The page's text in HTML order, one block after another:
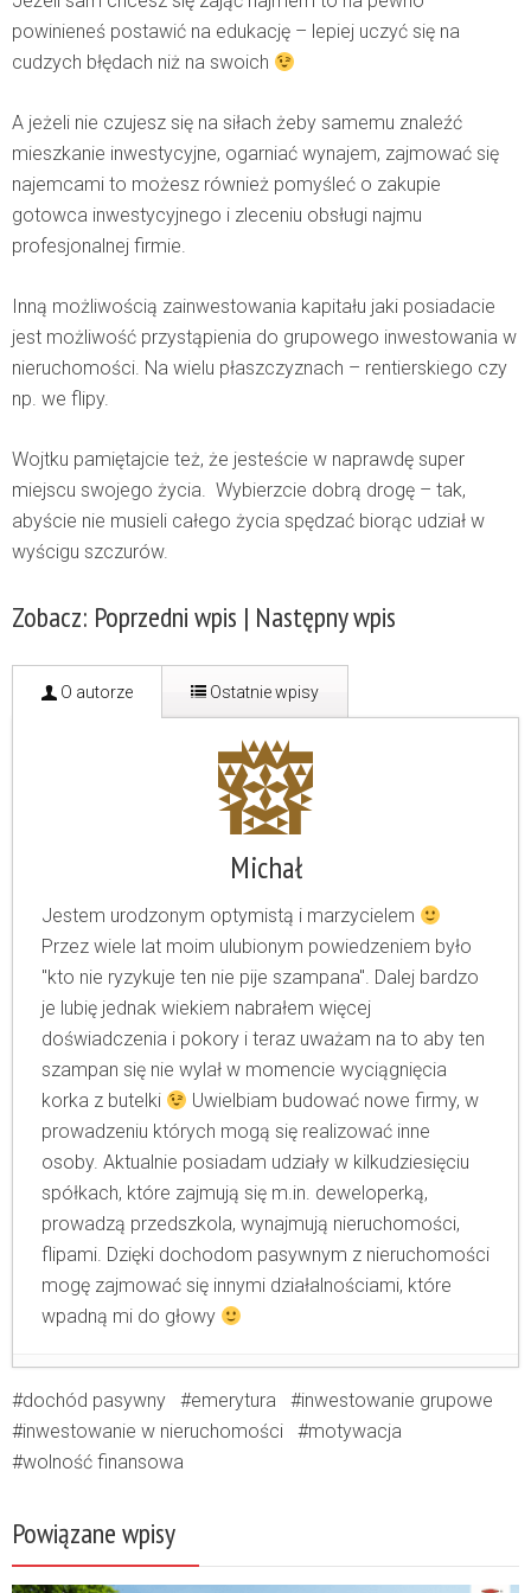
powinieneś postawić na edukację – lepiej uczyć się na
cudzych błędach niż na swoich
A jeżeli nie czujesz się na siłach żeby samemu znaleźć
mieszkanie inwestycyjne, ogarniać wynajem, zajmować się
najemcami to możesz również pomyśleć o zakupie
gotowca inwestycyjnego i zleceniu obsługi najmu
profesjonalnej firmie.
Inną możliwością zainwestowania kapitału jaki posiadacie
jest możliwość przystąpienia do grupowego inwestowania w
nieruchomości. Na wielu płaszczyznach – rentierskiego czy
np. we flipy.
Wojtku pamiętajcie też, że jesteście w naprawdę super
miejscu swojego życia. Wybierzcie dobrą drogę – tak,
abyście nie musieli całego życia spędzać biorąc udział w
wyścigu szczurów.
Zobacz: Poprzedni wpis | Następny wpis
O autorze Ostatnie wpisy
Michał
Jestem urodzonym optymistą i marzycielem
Przez wiele lat moim ulubionym powiedzeniem było
"kto nie ryzykuje ten nie pije szampana". Dalej bardzo
je lubię jednak wiekiem nabrałem więcej
doświadczenia i pokory i teraz uważam na to aby ten
szampan się nie wylał w momencie wyciągnięcia
korka z butelki
Uwielbiam budować nowe firmy, w
prowadzeniu których mogą się realizować inne
osoby. Aktualnie posiadam udziały w kilkudziesięciu
spółkach, które zajmują się m.in. deweloperką,
prowadzą przedszkola, wynajmują nieruchomości,
flipami. Dzięki dochodom pasywnym z nieruchomości
mogę zajmować się innymi działalnościami, które
wpadną mi do głowy
Co dalej z cenami nieruchomości?
2021
10 kwietnia 2021
Kupiłem drogą nieruchomość na kredyt nie
dochód pasywny emerytura
inwestowanie grupowe
inwestowanie w nieruchomości
motywacja
wolność finansowa
Powiązane wpisy